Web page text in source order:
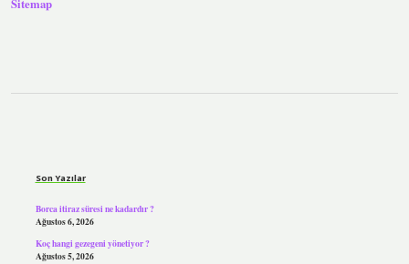
Sitemap
Son Yazılar
Borca itiraz süresi ne kadardır ?
Ağustos 6, 2026
Koç hangi gezegeni yönetiyor ?
Ağustos 5, 2026